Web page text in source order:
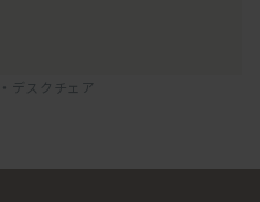
デスクチェア